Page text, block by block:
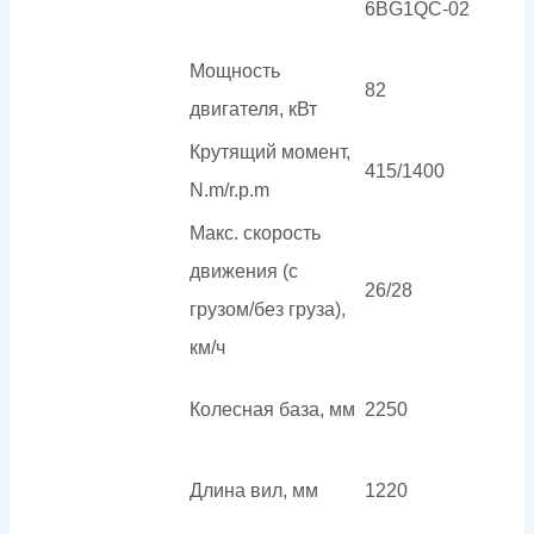
6BG1QC-02
Мощность
двигателя, кВт
82
Крутящий момент,
N.m/r.p.m
415/1400
Макс. скорость
движения (с
грузом/без груза),
км/ч
26/28
Колесная база, мм 2250
Длина вил, мм 1220